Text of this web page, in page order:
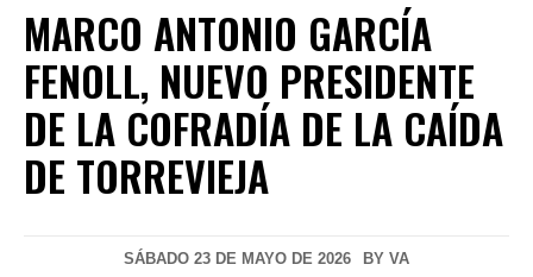
MARCO ANTONIO GARCÍA
FENOLL, NUEVO PRESIDENTE
DE LA COFRADÍA DE LA CAÍDA
DE TORREVIEJA
SÁBADO 23 DE MAYO DE 2026 BY VA